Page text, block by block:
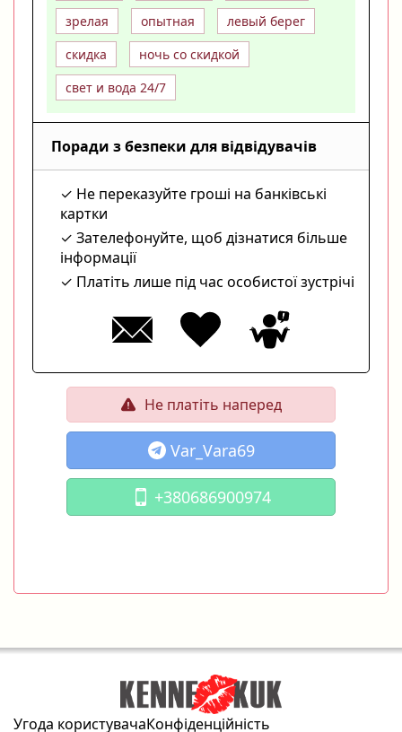
зрелая
опытная
левый берег
скидка
ночь со скидкой
свет и вода 24/7
Поради з безпеки для відвідувачів
Не переказуйте гроші на банківські
картки
Зателефонуйте, щоб дізнатися більше
інформації
Платіть лише під час особистої зустрічі
Не платіть наперед
Var_Vara69
+380686900974
Угода користувачаКонфіденційність